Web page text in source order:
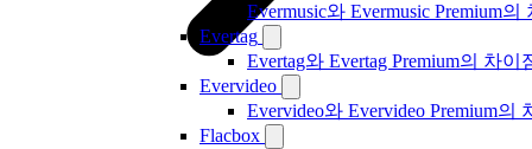
Evermusic와 Evermusic Premium의
Evertag
Evertag와 Evertag Premium의 차
Evervideo
Evervideo와 Evervideo Premium의
Flacbox